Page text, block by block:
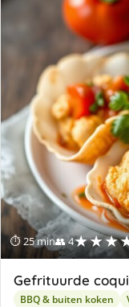
⏱ 25 min👥 4
Gefrituurde
BBQ & buiten koken